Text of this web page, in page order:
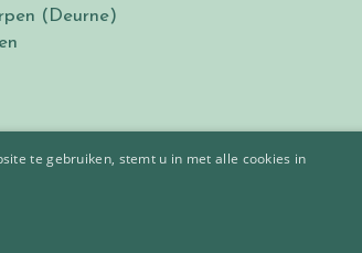
(Deurne)
te gebruiken, stemt u in met alle cookies in